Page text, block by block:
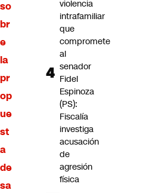
so
br
e
la
pr
op
ue
st
a
de
sa
violencia
intrafamiliar
que
compromete
al
senador
Fidel
Espinoza
(PS):
Fiscalía
investiga
acusación
de
agresión
física